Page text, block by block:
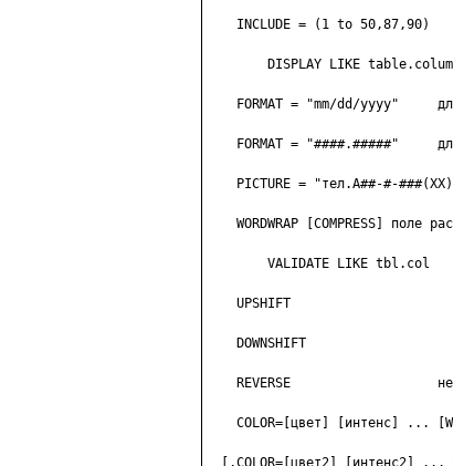
    INCLUDE = (1 to 50,87,90)
DISPLAY LIKE
FORMAT = "mm/dd/yyyy"
FORMAT = "####.#####"
PICTURE = "тел.A##-#-
WORDWRAP [COMPRESS] поле
        VALIDATE LIKE tbl.col
    UPSHIFT
    DOWNSHIFT
REVERSE
COLOR=[цвет] [интенс] ...
[,COLOR=[цвет2] [интенс2] ...